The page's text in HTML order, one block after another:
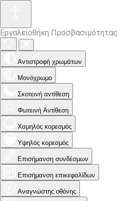
Εργαλειοθήκη Προσβασιμότητας
Αντιστροφή χρωμάτων
Μονόχρωμο
Σκοτεινή αντίθεση
Φωτεινή Αντίθεση
Χαμηλός κορεσμός
Υψηλός κορεσμός
Επισήμανση συνδέσμων
Επισήμανση επικεφαλίδων
Αναγνώστης οθόνης